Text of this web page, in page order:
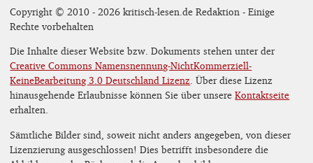
Copyright © 2010 - 2026 kritisch-lesen.de Redaktion - Einige
Rechte vorbehalten
Die Inhalte dieser Website bzw. Dokuments stehen unter der
Creative Commons Namensnennung-NichtKommerziell-
KeineBearbeitung 3.0 Deutschland Lizenz . Über diese Lizenz
hinausgehende Erlaubnisse können Sie über unsereKontaktseite
erhalten.
Sämtliche Bilder sind, soweit nicht anders angegeben, von dieser
Lizenzierung ausgeschlossen! Dies betrifft insbesondere die